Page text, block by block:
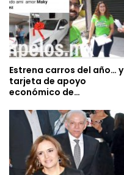
Estrena carros del año… y
tarjeta de apoyo
económico de…